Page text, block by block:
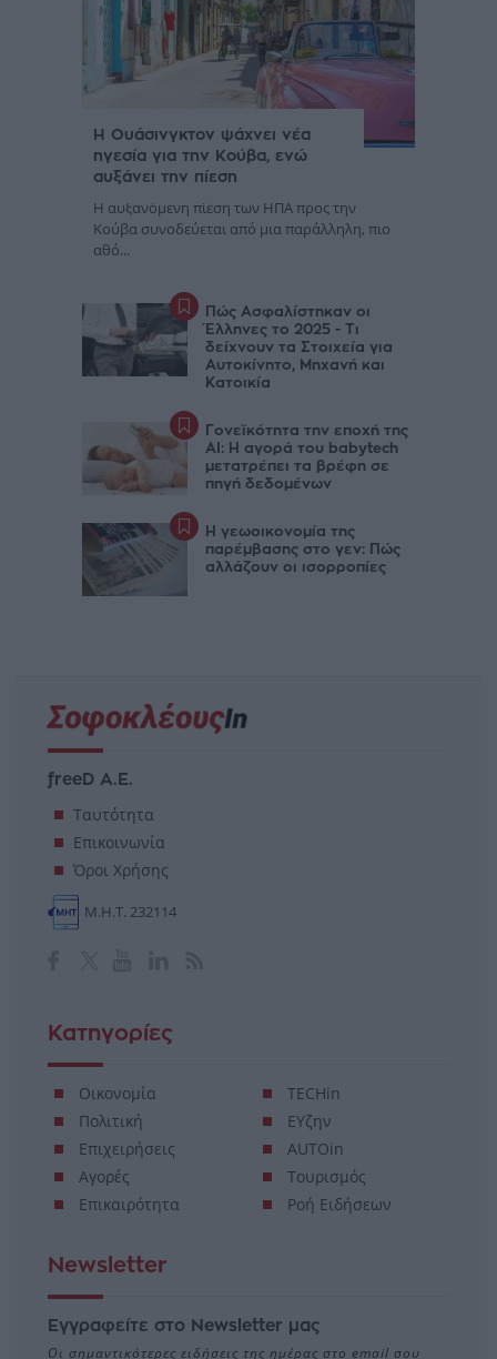
Η Ουάσινγκτον ψάχνει νέα
ηγεσία για την Κούβα, ενώ
αυξάνει την πίεση
Η αυξανόμενη πίεση των ΗΠΑ προς την
Κούβα συνοδεύεται από μια παράλληλη, πιο
αθό...
Πώς Ασφαλίστηκαν οι
Έλληνες το 2025 - Τι
δείχνουν τα Στοιχεία για
Αυτοκίνητο, Μηχανή και
Κατοικία
Γονεϊκότητα την εποχή της
AI: Η αγορά του babytech
μετατρέπει τα βρέφη σε
πηγή δεδομένων
Η γεωοικονομία της
παρέμβασης στο γεν: Πώς
αλλάζουν οι ισορροπίες
freeD Α.Ε.
Ταυτότητα
Επικοινωνία
Όροι Χρήσης
Μ.Η.Τ. 232114
Κατηγορίες
Οικονομία
Πολιτική
Επιχειρήσεις
Αγορές
Επικαιρότητα
TECHin
ΕΥζην
AUTOin
Τουρισμός
Ροή Ειδήσεων
Newsletter
Εγγραφείτε στο Newsletter μας
Οι σημαντικότερες ειδήσεις της ημέρας στο email σου